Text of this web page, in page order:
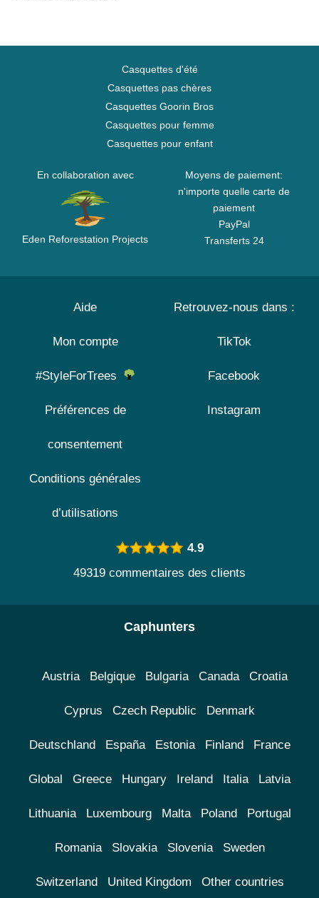
Casquettes d'été
Casquettes pas chères
Casquettes Goorin Bros
Casquettes pour femme
Casquettes pour enfant
En collaboration avec
Eden Reforestation Projects
Moyens de paiement:
n'importe quelle carte de
paiement
PayPal
Transferts 24
Aide
Mon compte
#StyleForTrees
Préférences de
consentement
Conditions générales
d’utilisations
Retrouvez-nous dans :
TikTok
Facebook
Instagram
4.9
49319 commentaires des clients
Caphunters
Austria Belgique Bulgaria Canada Croatia
Cyprus Czech Republic Denmark
Deutschland España Estonia Finland France
Global Greece Hungary Ireland Italia Latvia
Lithuania Luxembourg Malta Poland Portugal
Romania Slovakia Slovenia Sweden
Switzerland United Kingdom Other countries